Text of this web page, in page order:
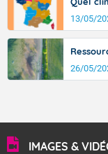
13/05/
26/05/
IMAGES &